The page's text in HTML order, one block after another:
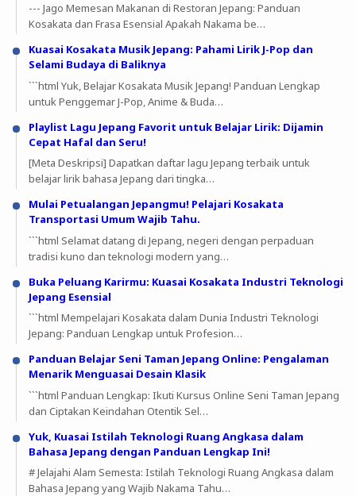
--- Jago Memesan Makanan di Restoran Jepang: Panduan
Kosakata dan Frasa Esensial Apakah Nakama be…
Kuasai Kosakata Musik Jepang: Pahami Lirik J-Pop dan
Selami Budaya di Baliknya
```html Yuk, Belajar Kosakata Musik Jepang! Panduan Lengkap
untuk Penggemar J-Pop, Anime & Buda…
Playlist Lagu Jepang Favorit untuk Belajar Lirik: Dijamin
Cepat Hafal dan Seru!
[Meta Deskripsi] Dapatkan daftar lagu Jepang terbaik untuk
belajar lirik bahasa Jepang dari tingka…
Mulai Petualangan Jepangmu! Pelajari Kosakata
Transportasi Umum Wajib Tahu.
```html Selamat datang di Jepang, negeri dengan perpaduan
tradisi kuno dan teknologi modern yang…
Buka Peluang Karirmu: Kuasai Kosakata Industri Teknologi
Jepang Esensial
```html Mempelajari Kosakata dalam Dunia Industri Teknologi
Jepang: Panduan Lengkap untuk Profesion…
Panduan Belajar Seni Taman Jepang Online: Pengalaman
Menarik Menguasai Desain Klasik
```html Panduan Lengkap: Ikuti Kursus Online Seni Taman Jepang
dan Ciptakan Keindahan Otentik Sel…
Yuk, Kuasai Istilah Teknologi Ruang Angkasa dalam
Bahasa Jepang dengan Panduan Lengkap Ini!
# Jelajahi Alam Semesta: Istilah Teknologi Ruang Angkasa dalam
Bahasa Jepang yang Wajib Nakama Tahu…